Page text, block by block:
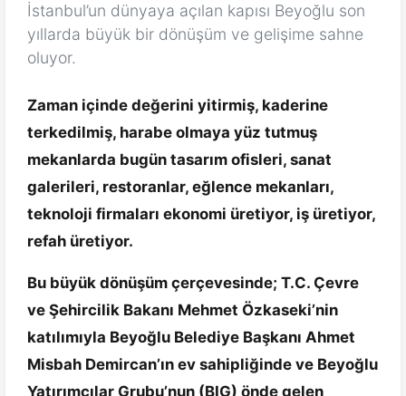
İstanbul’un dünyaya açılan kapısı Beyoğlu son
yıllarda büyük bir dönüşüm ve gelişime sahne
oluyor.
Zaman içinde değerini yitirmiş, kaderine
terkedilmiş, harabe olmaya yüz tutmuş
mekanlarda bugün tasarım ofisleri, sanat
galerileri, restoranlar, eğlence mekanları,
teknoloji firmaları ekonomi üretiyor, iş üretiyor,
refah üretiyor.
Bu büyük dönüşüm çerçevesinde; T.C. Çevre
ve Şehircilik Bakanı Mehmet Özkaseki’nin
katılımıyla Beyoğlu Belediye Başkanı Ahmet
Misbah Demircan’ın ev sahipliğinde ve Beyoğlu
Yatırımcılar Grubu’nun (BIG) önde gelen